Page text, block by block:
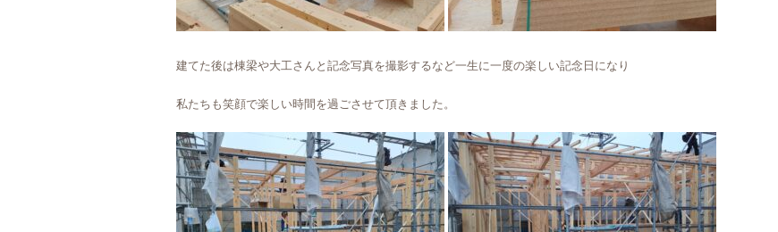
建てた後は棟梁や大工さんと記念写真を撮影するなど一生に一度の楽しい記念日になり
私たちも笑顔で楽しい時間を過ごさせて頂きました。